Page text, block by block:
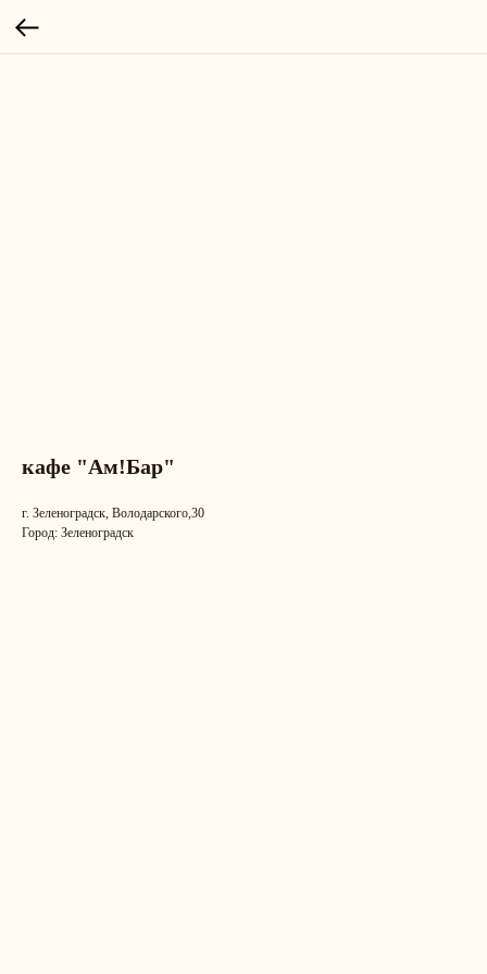
кафе "Ам!Бар"
г. Зеленоградск, Володарского,30
Город: Зеленоградск